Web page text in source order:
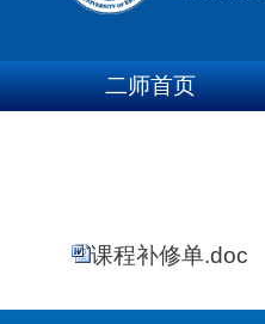
二师首页
课程补修单.doc